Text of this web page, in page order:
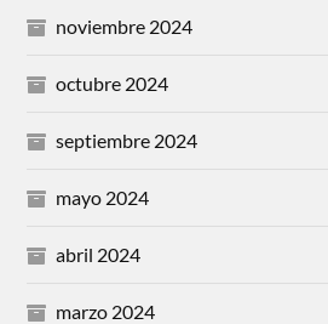
noviembre 2024
octubre 2024
septiembre 2024
mayo 2024
abril 2024
marzo 2024